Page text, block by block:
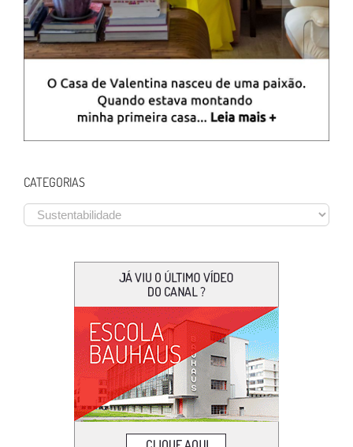
CATEGORIAS
CATEGORIAS